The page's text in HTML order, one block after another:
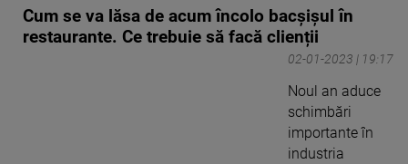
Cum se va lăsa de acum încolo bacșișul în
restaurante. Ce trebuie să facă clienții
02-01-2023 | 19:17
Noul an aduce
schimbări
importante în
industria